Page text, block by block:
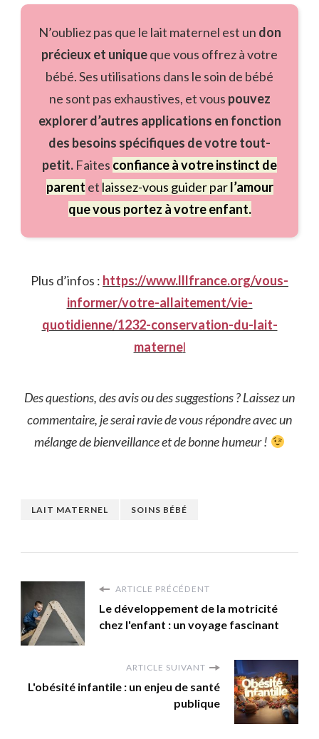
N’oubliez pas que le lait maternel est un don
précieux et uniqueque vous offrez à votre
bébé. Ses utilisations dans le soin de bébé
ne sont pas exhaustives, et vous pouvez
explorer d’autres applications en fonction
des besoins spécifiques de votre tout-
petit. Faites confiance à votre instinct de
parent et laissez-vous guider parl’amour
que vous portez à votre enfant.
Plus d’infos : https://www.lllfrance.org/vous-
informer/votre-allaitement/vie-
quotidienne/1232-conservation-du-lait-
maternel
Des questions, des avis ou des suggestions ? Laissez un
commentaire, je serai ravie de vous répondre avec un
mélange de bienveillance et de bonne humeur!
LAIT MATERNEL SOINS BÉBÉ
ARTICLE PRÉCÉDENT
Le développement de la motricité
chez l'enfant : un voyage fascinant
ARTICLE SUIVANT
L'obésité infantile : un enjeu de santé
publique